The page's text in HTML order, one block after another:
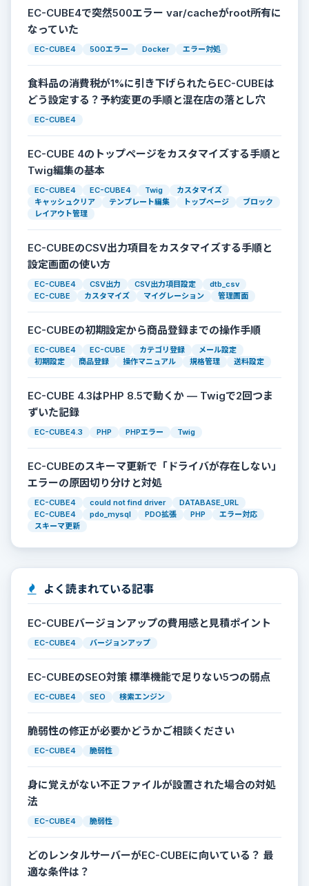
EC-CUBE4で突然500エラー var/cacheがroot所有に
なっていた
EC-CUBE4 500エラー Docker エラー対処
食料品の消費税が1%に引き下げられたらEC-CUBEは
どう設定する？予約変更の手順と混在店の落とし穴
EC-CUBE4
EC-CUBE 4のトップページをカスタマイズする手順と
Twig編集の基本
EC-CUBE4 EC-CUBE4 Twig
カスタマイズ
キャッシュクリア
テンプレート編集 トップページ
ブロック
レイアウト管理
EC-CUBEのCSV出力項目をカスタマイズする手順と
設定画面の使い方
EC-CUBE4 CSV出力 CSV出力項目設定
dtb_csv
EC-CUBE
カスタマイズ マイグレーション 管理画面
EC-CUBEの初期設定から商品登録までの操作手順
EC-CUBE4 EC-CUBE カテゴリ登録
メール設定
初期設定
商品登録 操作マニュアル 規格管理 送料設定
EC-CUBE 4.3はPHP 8.5で動くか — Twigで2回つま
ずいた記録
EC-CUBE4.3 PHP PHPエラー Twig
EC-CUBEのスキーマ更新で「ドライバが存在しない」
エラーの原因切り分けと対処
EC-CUBE4 could not find driver
DATABASE_URL
EC-CUBE4
pdo_mysql PDO拡張 PHP
エラー対応
スキーマ更新
よく読まれている記事
EC-CUBEバージョンアップの費用感と見積ポイント
EC-CUBE4 バージョンアップ
EC-CUBEのSEO対策 標準機能で足りない5つの弱点
EC-CUBE4 SEO 検索エンジン
脆弱性の修正が必要かどうかご相談ください
EC-CUBE4 脆弱性
身に覚えがない不正ファイルが設置された場合の対処
法
EC-CUBE4 脆弱性
どのレンタルサーバーがEC-CUBEに向いている？ 最
適な条件は？